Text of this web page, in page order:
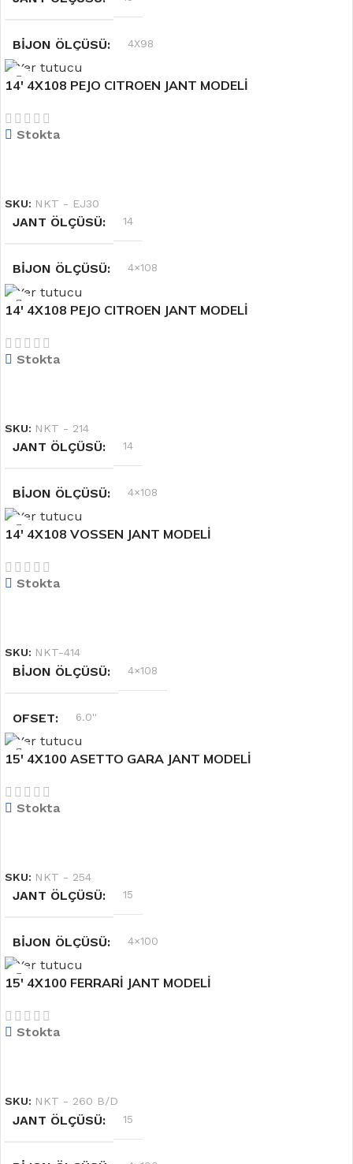
BIJON ÖLÇÜSÜ 4X98
RENK Gümüş
OFSET
14′ 4X108 PEJO CITROEN JANT MODELİ
Stokta
SKU: NKT - EJ30
JANT ÖLÇÜSÜ 14
BIJON ÖLÇÜSÜ 4×108
RENK Siyah
OFSET
14′ 4X108 PEJO CITROEN JANT MODELİ
Stokta
SKU: NKT - 214
JANT ÖLÇÜSÜ 14
BIJON ÖLÇÜSÜ 4×108
RENK Siyah
OFSET
14′ 4X108 VOSSEN JANT MODELİ
Stokta
SKU: NKT-414
BIJON ÖLÇÜSÜ 4×108
OFSET 6.0''
RENK Siyah
JANT ÖLÇÜSÜ
15′ 4X100 ASETTO GARA JANT MODELİ
Stokta
SKU: NKT - 254
JANT ÖLÇÜSÜ 15
BIJON ÖLÇÜSÜ 4×100
RENK Gri
OFSET
15′ 4X100 FERRARİ JANT MODELİ
Stokta
SKU: NKT - 260 B/D
JANT ÖLÇÜSÜ 15